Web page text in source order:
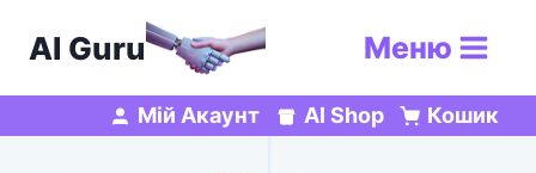
AI Guru Меню
Мій Акаунт AI Shop Кошик